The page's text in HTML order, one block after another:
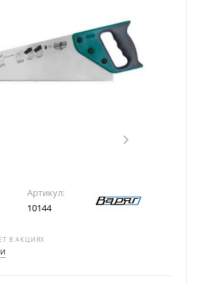
Артикул:
10144
В АКЦИЯХ